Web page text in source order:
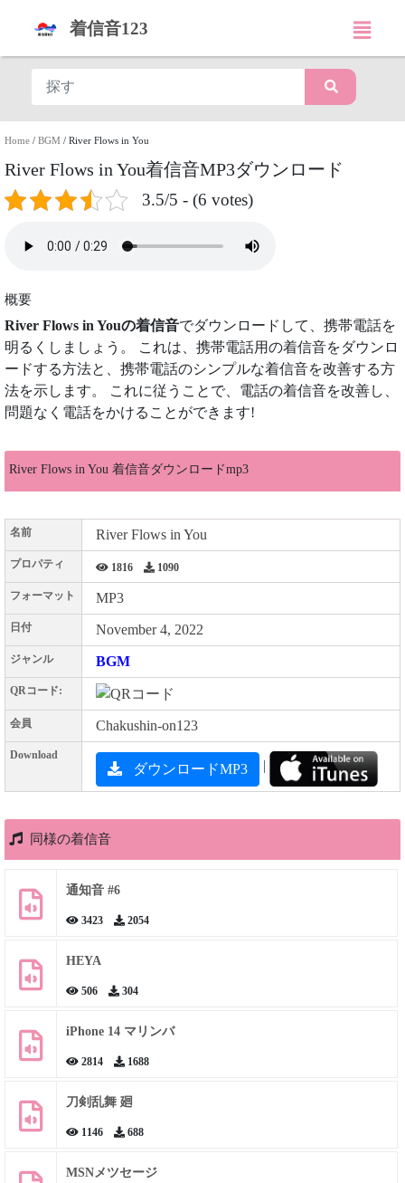
着信音123
Home / BGM / River Flows in You
River Flows in You着信音MP3ダウンロード
3.5/5 - (6 votes)
概要
River Flows in Youの着信音でダウンロードして、携帯電話を
明るくしましょう。 これは、携帯電話用の着信音をダウンロ
ードする方法と、携帯電話のシンプルな着信音を改善する方
法を示します。 これに従うことで、電話の着信音を改善し、
問題なく電話をかけることができます!
River Flows in You 着信音ダウンロードmp3
名前 River Flows in You
プロパティ 1816 1090
フォーマット MP3
日付 November 4, 2022
ジャンル BGM
QRコード:
会員 Chakushin-on123
Download
ダウンロードMP3 |
同様の着信音
通知音 #6
3423 2054
HEYA
506 304
iPhone 14 マリンバ
2814 1688
刀剣乱舞 廻
1146 688
MSNメツセージ